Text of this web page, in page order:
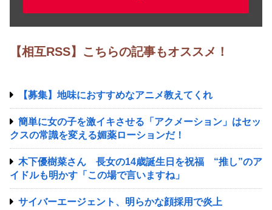
【相互RSS】こちらの記事もオススメ！
【募集】地味におすすめなアニメ教えてくれ
簡単に女の子を激イキさせる「アクメーション」はセッ
クスの常識を変える媚薬ローションだ！
木下優樹菜さん 長女の14歳誕生日を祝福 “推し”のア
イドルも明かす「この場で言いますね」
サイバーエージェント、明らかな顔採用で炎上